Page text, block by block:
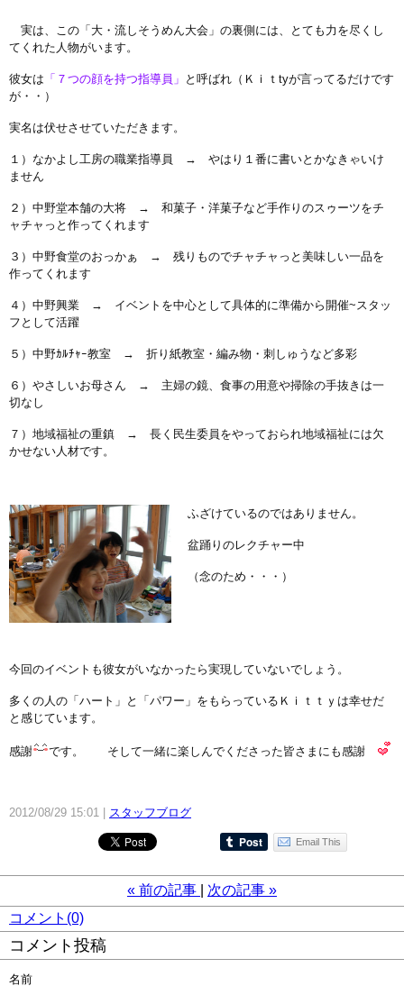
実は、この「大・流しそうめん大会」の裏側には、とても力を尽くし
てくれた人物がいます。
彼女は 「７つの顔を持つ指導員」 と呼ばれ（Ｋｉｔtyが言ってるだけです
が・・）
実名は伏せさせていただきます。
１）なかよし工房の職業指導員 → やはり１番に書いとかなきゃいけ
ません
２）中野堂本舗の大将 → 和菓子・洋菓子など手作りのスゥーツをチ
ャチャっと作ってくれます
３）中野食堂のおっかぁ → 残りものでチャチャっと美味しい一品を
作ってくれます
４）中野興業 → イベントを中心として具体的に準備から開催~スタッ
フとして活躍
５）中野ｶﾙﾁｬｰ教室 → 折り紙教室・編み物・刺しゅうなど多彩
６）やさしいお母さん → 主婦の鏡、食事の用意や掃除の手抜きは一
切なし
７）地域福祉の重鎮 → 長く民生委員をやっておられ地域福祉には欠
かせない人材です。
ふざけているのではありません。
盆踊りのレクチャー中
（念のため・・・）
今回のイベントも彼女がいなかったら実現していないでしょう。
多くの人の「ハート」と「パワー」をもらっているＫｉｔｔｙは幸せだ
と感じています。
感謝 です。 そして一緒に楽しんでくださった皆さまにも感謝
2012/08/29 15:01 スタッフブログ
Email This
« 前の記事 次の記事 »
コメント(0)
コメント投稿
名前